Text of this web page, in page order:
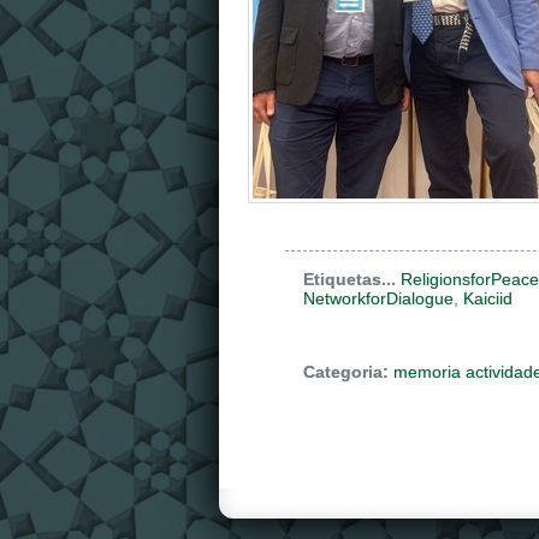
Etiquetas... ReligionsforPeace
NetworkforDialogue Kaiciid
Categoria: memoria